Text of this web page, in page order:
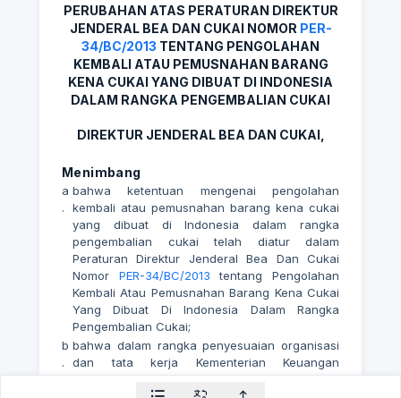
PERUBAHAN ATAS PERATURAN DIREKTUR
JENDERAL BEA DAN CUKAI NOMOR PER-
34/BC/2013 TENTANG PENGOLAHAN
KEMBALI ATAU PEMUSNAHAN BARANG
KENA CUKAI YANG DIBUAT DI INDONESIA
DALAM RANGKA PENGEMBALIAN CUKAI
DIREKTUR JENDERAL BEA DAN CUKAI,
Menimbang
a
.
bahwa ketentuan mengenai pengolahan
kembali atau pemusnahan barang kena cukai
yang dibuat di Indonesia dalam rangka
pengembalian cukai telah diatur dalam
Peraturan Direktur Jenderal Bea Dan Cukai
Nomor PER-34/BC/2013 tentang Pengolahan
Kembali Atau Pemusnahan Barang Kena Cukai
Yang Dibuat Di Indonesia Dalam Rangka
Pengembalian Cukai;
b
.
bahwa dalam rangka penyesuaian organisasi
dan tata kerja Kementerian Keuangan
sebagaimana ditetapkan dalam Peraturan